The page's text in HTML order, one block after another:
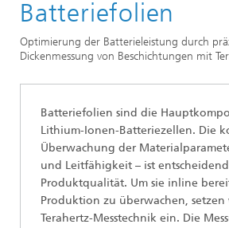
Batteriefolien
Optimierung der Batterieleistung durch
Dickenmessung von Beschichtungen mit
Batteriefolien sind die
Lithium-Ionen-Batteriezellen. Die
Überwachung der
und Leitfähigkeit – ist
Produktqualität. Um sie inline
Produktion zu überwachen, setzen
Terahertz-Messtechnik ein. Die